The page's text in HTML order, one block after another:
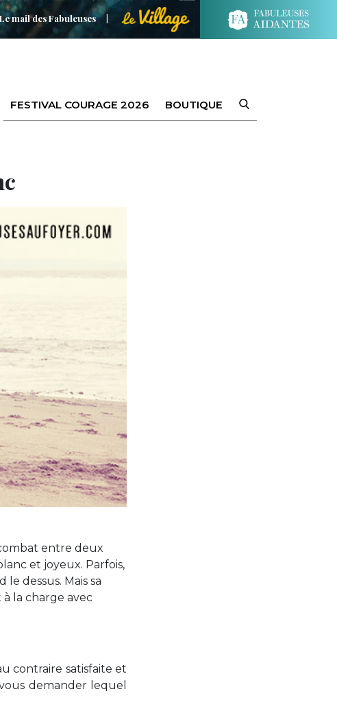
Le mail des Fabuleuses
FESTIVAL COURAGE 2026 BOUTIQUE
entre deux
et joyeux. Parfois,
dessus. Mais sa
la charge avec
contraire satisfaite et
demander lequel